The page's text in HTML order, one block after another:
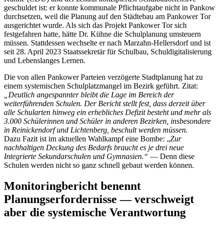
geschuldet ist: er konnte kommunale Pflichtaufgabe nicht in Pankow
durchsetzen, weil die Planung auf den Städtebau am Pankower Tor
ausgerichtet wurde. Als sich das Projekt Pankower Tor sich
festgefahren hatte, hätte Dr. Kühne die Schulplanung umsteuern
müssen. Stattdessen wechselte er nach Marzahn-Hellersdorf und ist
seit 28. April 2023 Staatssekretär für Schulbau, Schuldigitalisierung
und Lebenslanges Lernen.
Die von allen Pankower Parteien verzögerte Stadtplanung hat zu
einem systemischen Schulplatzmangel im Bezirk geführt. Zitat:
„Deutlich angespannter bleibt die Lage im Bereich der
weiterführenden Schulen. Der Bericht stellt fest, dass derzeit über
alle Schularten hinweg ein erhebliches Defizit besteht und mehr als
3.000 Schülerinnen und Schüler in anderen Bezirken, insbesondere
in Reinickendorf und Lichtenberg, beschult werden müssen.
Dazu Fazit ist im aktuellen Wahlkampf eine Bombe: „Zur
nachhaltigen Deckung des Bedarfs braucht es je drei neue
Integrierte Sekundarschulen und Gymnasien.“ — Denn diese
Schulen werden nicht so ganz schnell gebaut werden können.
Monitoringbericht benennt
Planungserfordernisse — verschweigt
aber die systemische Verantwortung